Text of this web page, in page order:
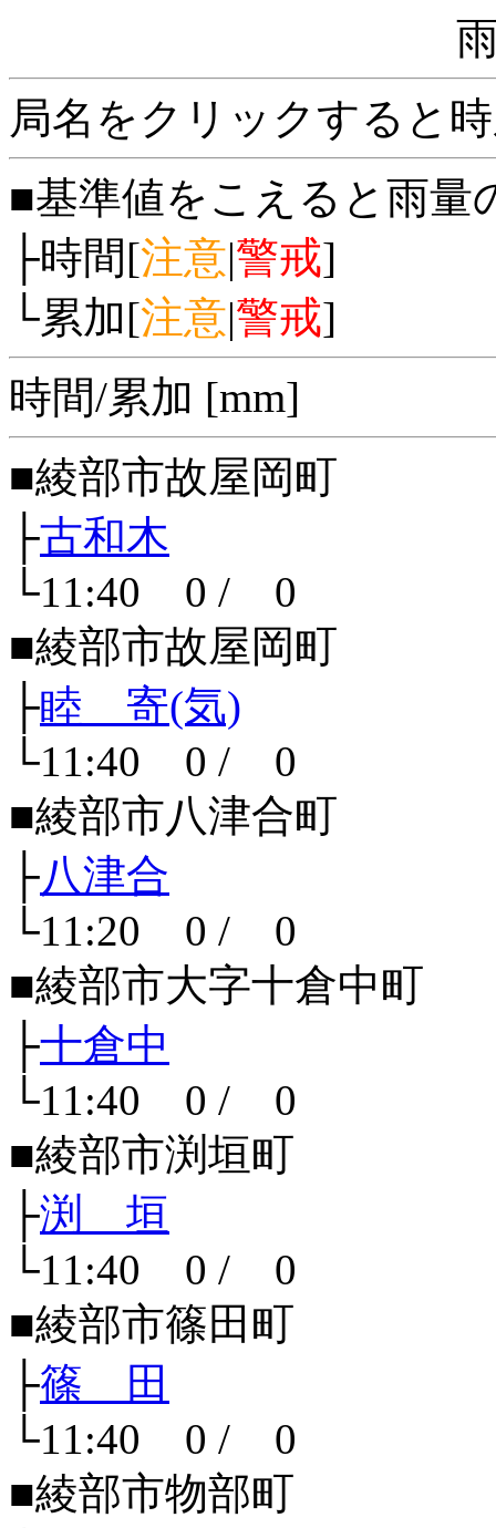
局名をクリックすると
■基準値をこえると雨量
├時間[注意|警戒]
└累加[注意|警戒]
時間/累加 [mm]
■綾部市故屋岡町
├古和木
└11:40 0 / 0
■綾部市故屋岡町
├睦 寄(気)
└11:40 0 / 0
■綾部市八津合町
├八津合
└11:20 0 / 0
■綾部市大字十倉中町
├十倉中
└11:40 0 / 0
■綾部市渕垣町
├渕 垣
└11:40 0 / 0
■綾部市篠田町
├篠 田
└11:40 0 / 0
■綾部市物部町